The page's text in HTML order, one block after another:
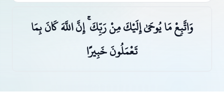
وَاتَّبِعْ مَا يُوحَىٰ إِلَيْكَ مِنْ رَبِّكَ ۚ إِنَّ اللَّهَ كَانَ بِمَا
تَعْمَلُونَ خَبِيرًا